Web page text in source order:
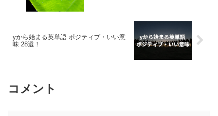
yから始まる英単語 ポジティブ・いい意
味 28選！
コメント